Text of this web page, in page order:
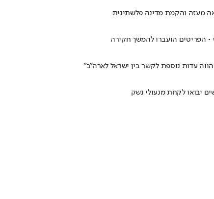
מעזה והקמת מדינה פלשתינית
• הפריטים הועברו להמשך חקירה